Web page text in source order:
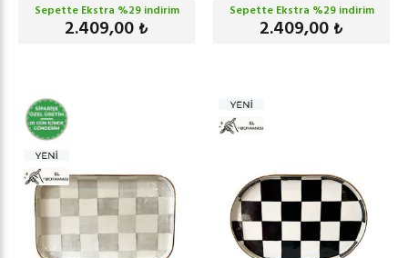
Sepette Ekstra %29indirim
2.409,00 ₺
Sepette Ekstra %29indirim
2.409,00 ₺